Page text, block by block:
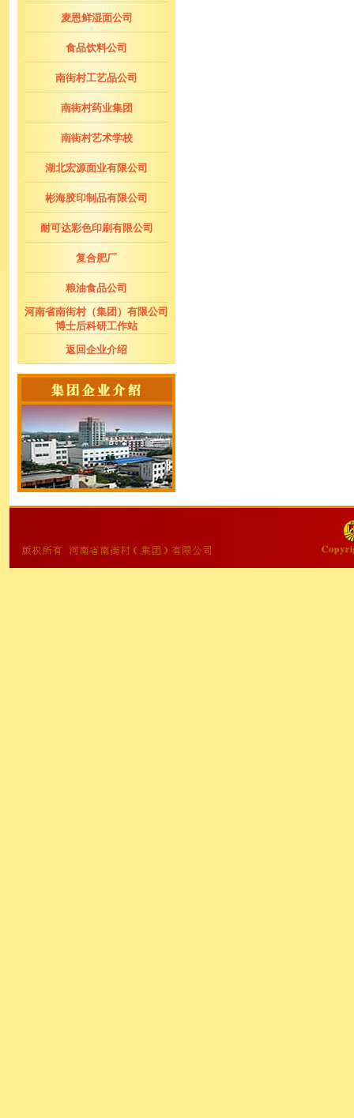
麦恩鲜湿面公司
食品饮料公司
南街村工艺品公司
南街村药业集团
南街村艺术学校
湖北宏源面业有限公司
彬海胶印制品有限公司
耐可达彩色印刷有限公司
复合肥厂
粮油食品公司
河南省南街村（集团）有限公司
博士后科研工作站
返回企业介绍